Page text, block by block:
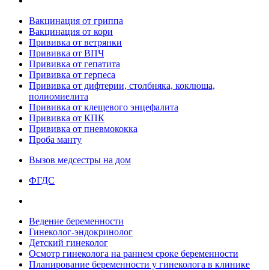
Вакцинация от гриппа
Вакцинация от кори
Прививка от ветрянки
Прививка от ВПЧ
Прививка от гепатита
Прививка от герпеса
Прививка от дифтерии, столбняка, коклюша,
полиомиелита
Прививка от клещевого энцефалита
Прививка от КПК
Прививка от пневмококка
Проба манту
Вызов медсестры на дом
ФГДС
Ведение беременности
Гинеколог-эндокринолог
Детский гинеколог
Осмотр гинеколога на раннем сроке беременности
Планирование беременности у гинеколога в клинике